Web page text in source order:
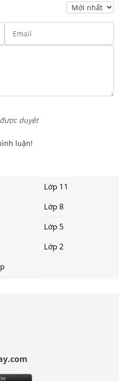
duyệt
luận!
Lớp 11
Lớp 8
Lớp 5
Lớp 2